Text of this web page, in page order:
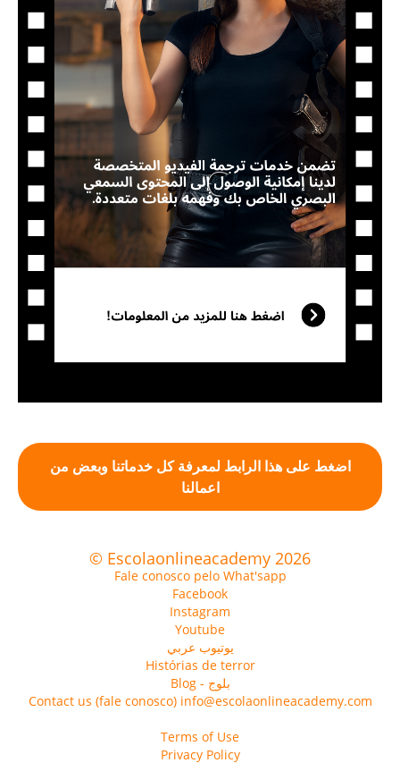
اضغط على هذا الرابط لمعرفة كل خدماتنا وبعض من
اعمالنا
© Escolaonlineacademy 2026
Fale conosco pelo What'sapp
Facebook
Instagram
Youtube
يوتيوب عربي
Histórias de terror
Blog - بلوج
Contact us (fale conosco) info@escolaonlineacademy.com
Terms of Use
Privacy Policy